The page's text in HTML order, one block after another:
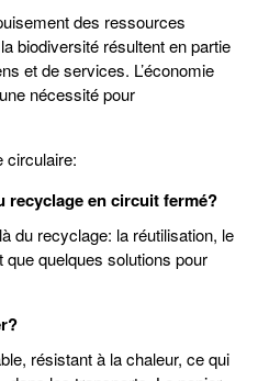
des ressources
biodiversité résultent en partie
et de services. L’économie
nécessité pour
circulaire:
recyclage en circuit fermé?
du recyclage: la réutilisation, le
quelques solutions pour
résistant à la chaleur, ce qui